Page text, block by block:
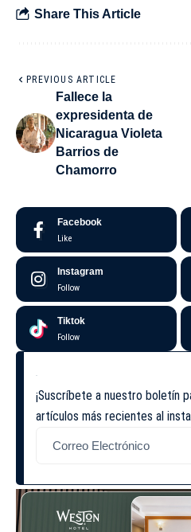
Share This Article
PREVIOUS ARTICLE
Fallece la
expresidenta de
Nicaragua Violeta
Barrios de
Chamorro
Facebook
Like
Instagram
Follow
Tiktok
Follow
¡Suscríbete a nuestro boletín
artículos más recientes al